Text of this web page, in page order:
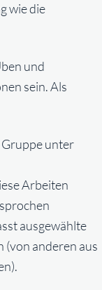
wie die
und
sein. Als
Gruppe unter
Arbeiten
ausgewählte
(von anderen aus